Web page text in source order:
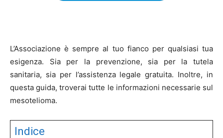
L’Associazione è sempre al tuo fianco per qualsiasi tua
esigenza. Sia per la prevenzione, sia per la tutela
sanitaria, sia per l’assistenza legale gratuita. Inoltre, in
questa guida, troverai tutte le informazioni necessarie sul
mesotelioma.
Indice